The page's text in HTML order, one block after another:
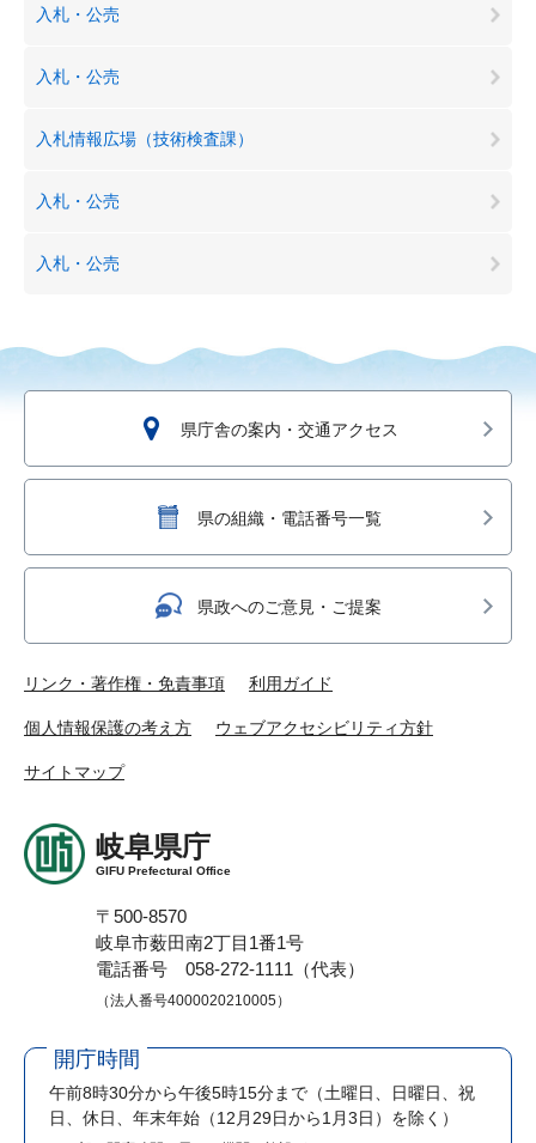
入札・公売
入札・公売
入札情報広場（技術検査課）
入札・公売
入札・公売
県庁舎の案内・交通アクセス
県の組織・電話番号一覧
県政へのご意見・ご提案
リンク・著作権・免責事項 利用ガイド
個人情報保護の考え方 ウェブアクセシビリティ方針
サイトマップ
岐阜県庁
GIFU Prefectural Office
〒500-8570
岐阜市薮田南2丁目1番1号
電話番号 058-272-1111（代表）
（法人番号4000020210005）
開庁時間
午前8時30分から午後5時15分まで （土曜日、日曜日、祝
日、休日、年末年始（12月29日から1月3日）を除く）